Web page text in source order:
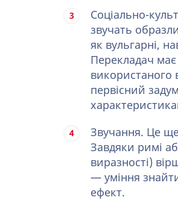
Соціально-
звучать
як вульгарні,
Перекладач має
використаного
первісний
Звучання. Це
Завдяки римі
виразності)
— уміння
ефект.